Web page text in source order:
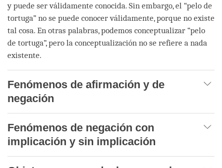
y puede ser válidamente conocida. Sin embargo, el “pelo de
tortuga” no se puede conocer válidamente, porque no existe
tal cosa. En otras palabras, podemos conceptualizar “pelo
de tortuga”, pero la conceptualización no se refiere a nada
existente.
Fenómenos de afirmación y de
negación
Fenómenos de negación con
implicación y sin implicación